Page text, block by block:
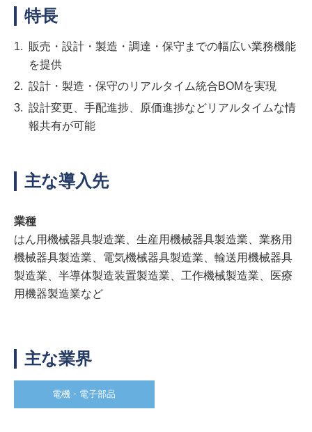
特長
1. 販売・設計・製造・調達・保守までの幅広い業務機能
を提供
2. 設計・製造・保守のリアルタイム統合BOMを実現
3. 設計変更、手配進捗、原価進捗などリアルタイムな情
報共有が可能
主な導入先
業種
はん用機械器具製造業、生産用機械器具製造業、業務用
機械器具製造業、電気機械器具製造業、輸送用機械器具
製造業、半導体製造装置製造業、工作機械製造業、医療
用機器製造業など
主な業界
電機・電子部品